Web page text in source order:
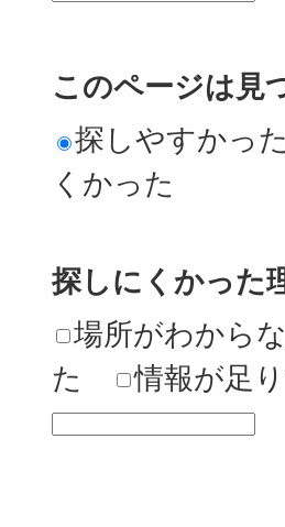
このページは見
探しやすかった
くかった
探しにくかった
場所がわから
た
情報が足